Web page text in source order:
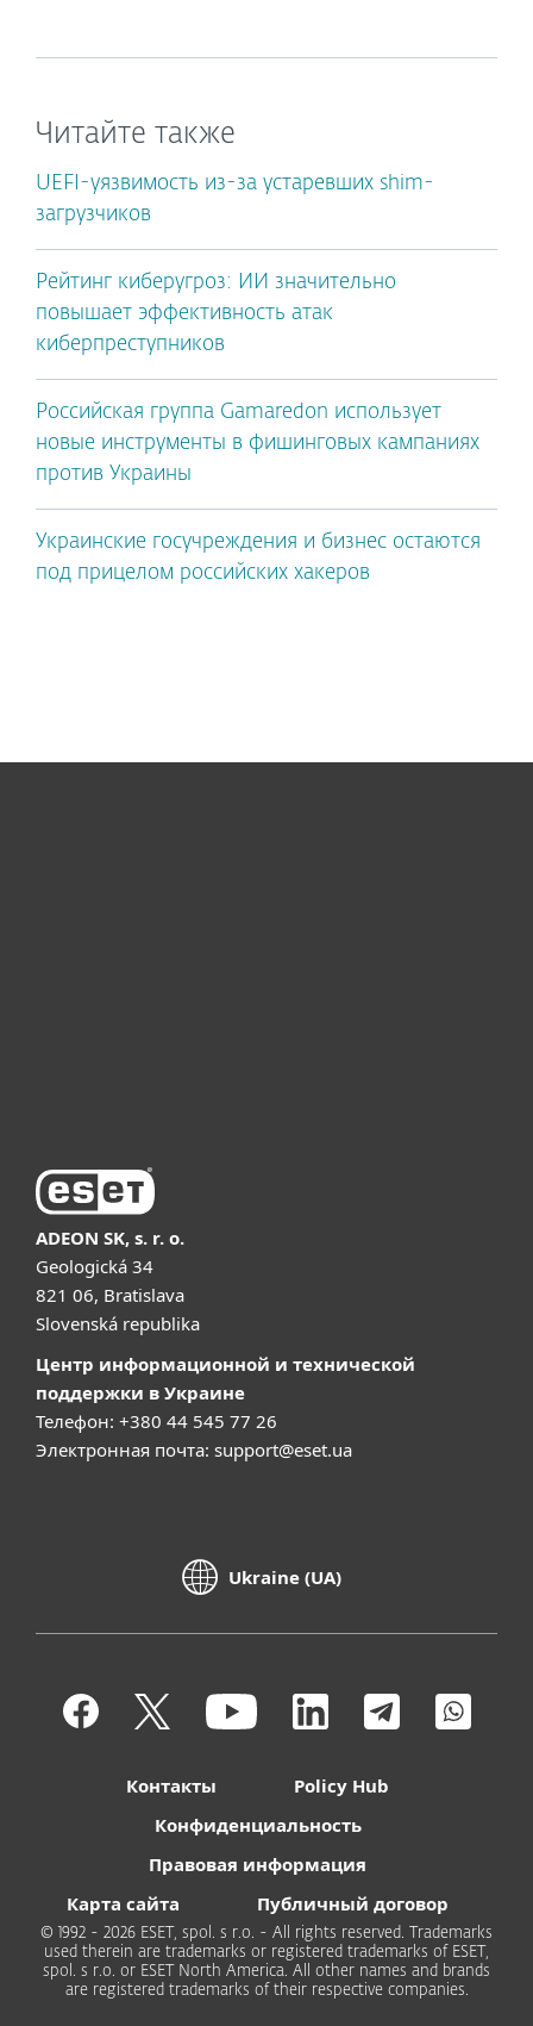
Читайте также
UEFI-уязвимость из-за устаревших shim-
загрузчиков
Рейтинг киберугроз: ИИ значительно
повышает эффективность атак
киберпреступников
Российская группа Gamaredon использует
новые инструменты в фишинговых кампаниях
против Украины
Украинские госучреждения и бизнес остаются
под прицелом российских хакеров
ADEON SK, s. r. o.
Geologická 34
821 06, Bratislava
Slovenská republika
Центр информационной и технической
поддержки в Украине
Телефон: +380 44 545 77 26
Электронная почта: support@eset.ua
Ukraine (UA)
Контакты
Policy Hub
Конфиденциальность
Правовая информация
Карта сайта
Публичный договор
© 1992 - 2026 ESET, spol. s r.o. - All rights reserved. Trademarks
used therein are trademarks or registered trademarks of ESET,
spol. s r.o. or ESET North America. All other names and brands
are registered trademarks of their respective companies.